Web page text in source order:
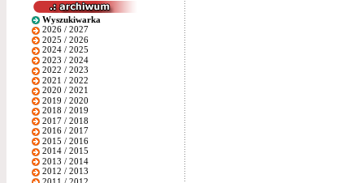
Wyszukiwarka
2026 / 2027
2025 / 2026
2024 / 2025
2023 / 2024
2022 / 2023
2021 / 2022
2020 / 2021
2019 / 2020
2018 / 2019
2017 / 2018
2016 / 2017
2015 / 2016
2014 / 2015
2013 / 2014
2012 / 2013
2011 / 2012